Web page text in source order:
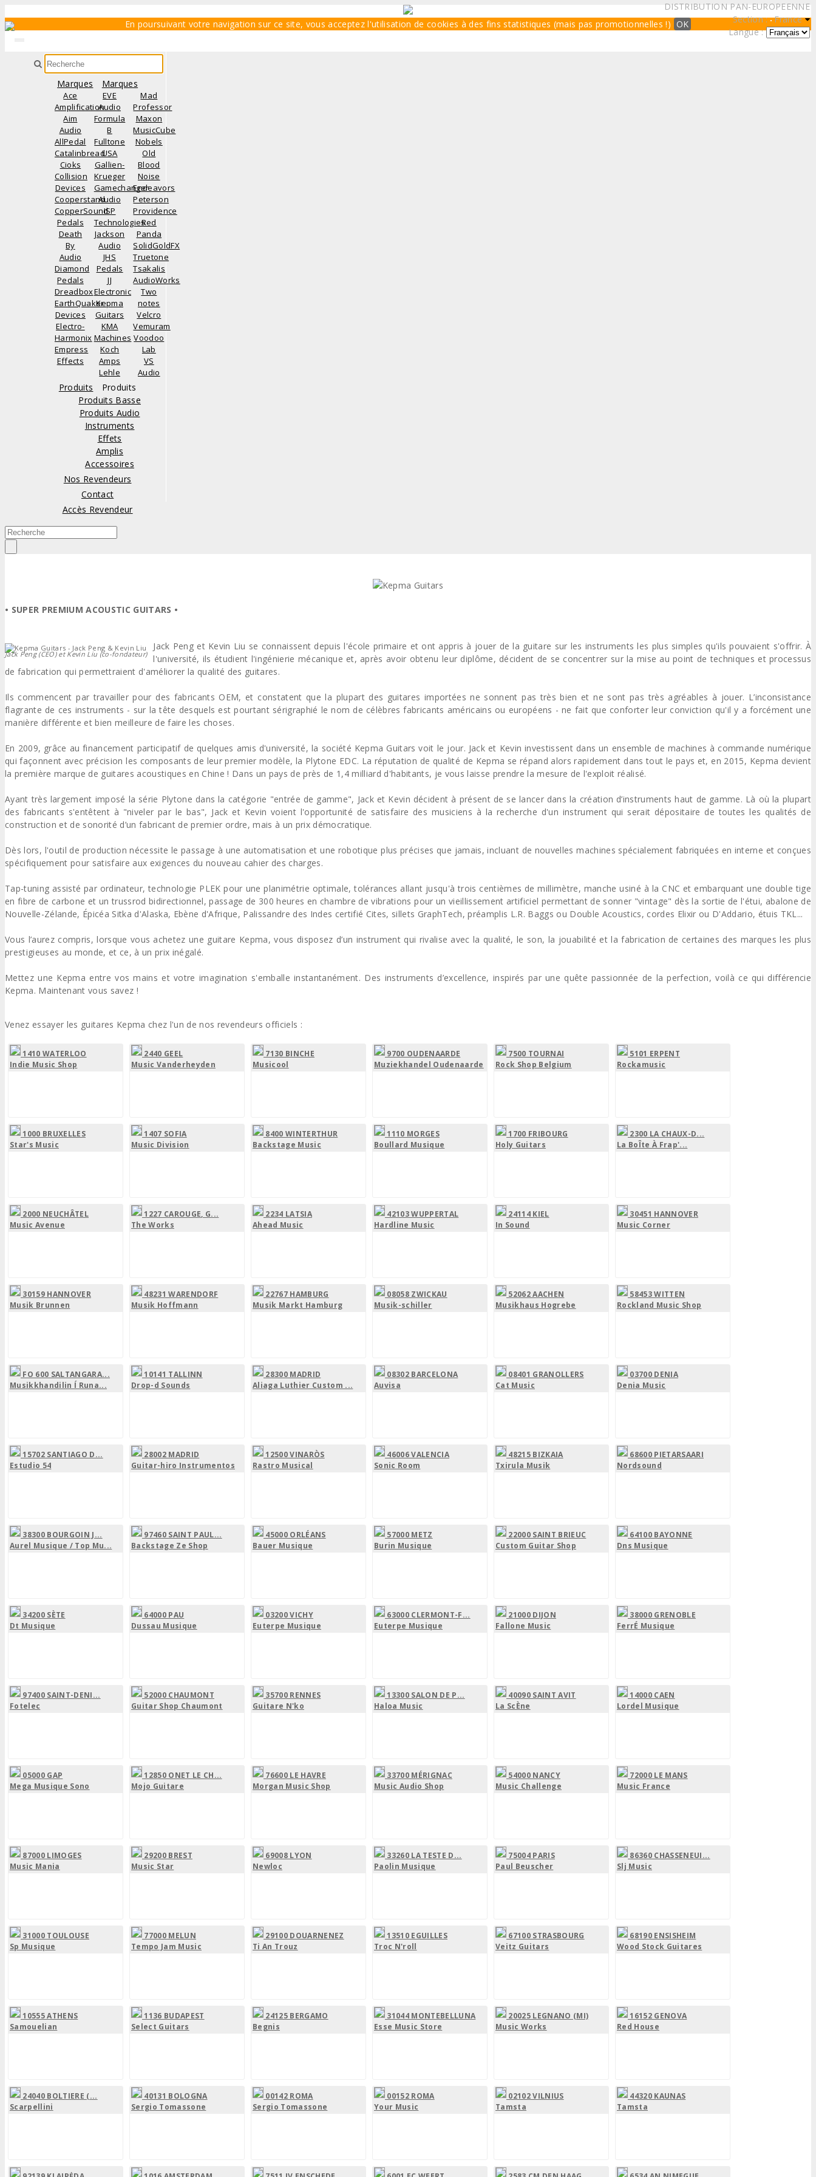
DISTRIBUTION PAN-EUROPEENNE
Section :France
Langue :
En poursuivant votre navigation sur ce site, vous acceptez l'utilisation de cookies à des fins statistiques (mais pas promotionnelles !) OK
navigation
Marques Marques
Ace
Amplification
Aim
Audio
AllPedal
Catalinbread
Cioks
Collision
Devices
Cooperstand
CopperSound
Pedals
Death
By
Audio
Diamond
Pedals
Dreadbox
EarthQuaker
Devices
Electro-
Harmonix
Empress
Effects
EVE
Audio
Formula
B
Fulltone
USA
Gallien-
Krueger
Gamechanger
Audio
ISP
Technologies
Jackson
Audio
JHS
Pedals
JJ
Electronic
Kepma
Guitars
KMA
Machines
Koch
Amps
Lehle
Mad
Professor
Maxon
MusicCube
Nobels
Old
Blood
Noise
Endeavors
Peterson
Providence
Red
Panda
SolidGoldFX
Truetone
Tsakalis
AudioWorks
Two
notes
Velcro
Vemuram
Voodoo
Lab
VS
Audio
Produits
Produits
Produits Basse
Produits Audio
Instruments
Effets
Amplis
Accessoires
Nos Revendeurs
Contact
Accès Revendeur
• SUPER PREMIUM ACOUSTIC GUITARS •
Jack Peng (CEO) et Kevin Liu (co-fondateur)
Jack Peng et Kevin Liu se connaissent depuis l'école primaire et ont appris à jouer de la guitare sur les instruments les plus simples qu'ils pouvaient s'offrir. À
l'université, ils étudient l'ingénierie mécanique et, après avoir obtenu leur diplôme, décident de se concentrer sur la mise au point de techniques et processus
de fabrication qui permettraient d'améliorer la qualité des guitares.
Ils commencent par travailler pour des fabricants OEM, et constatent que la plupart des guitares importées ne sonnent pas très bien et ne sont pas très agréables à jouer. L’inconsistance
flagrante de ces instruments - sur la tête desquels est pourtant sérigraphié le nom de célèbres fabricants américains ou européens - ne fait que conforter leur conviction qu'il y a forcément une
manière différente et bien meilleure de faire les choses.
En 2009, grâce au financement participatif de quelques amis d'université, la société Kepma Guitars voit le jour. Jack et Kevin investissent dans un ensemble de machines à commande numérique
qui façonnent avec précision les composants de leur premier modèle, la Plytone EDC. La réputation de qualité de Kepma se répand alors rapidement dans tout le pays et, en 2015, Kepma devient
la première marque de guitares acoustiques en Chine ! Dans un pays de près de 1,4 milliard d'habitants, je vous laisse prendre la mesure de l'exploit réalisé.
Ayant très largement imposé la série Plytone dans la catégorie "entrée de gamme", Jack et Kevin décident à présent de se lancer dans la création d’instruments haut de gamme. Là où la plupart
des fabricants s'entêtent à "niveler par le bas", Jack et Kevin voient l'opportunité de satisfaire des musiciens à la recherche d'un instrument qui serait dépositaire de toutes les qualités de
construction et de sonorité d’un fabricant de premier ordre, mais à un prix démocratique.
Dès lors, l'outil de production nécessite le passage à une automatisation et une robotique plus précises que jamais, incluant de nouvelles machines spécialement fabriquées en interne et conçues
spécifiquement pour satisfaire aux exigences du nouveau cahier des charges.
Tap-tuning assisté par ordinateur, technologie PLEK pour une planimétrie optimale, tolérances allant jusqu'à trois centièmes de millimètre, manche usiné à la CNC et embarquant une double tige
en fibre de carbone et un trussrod bidirectionnel, passage de 300 heures en chambre de vibrations pour un vieillissement artificiel permettant de sonner "vintage" dès la sortie de l'étui, abalone de
Nouvelle-Zélande, Épicéa Sitka d'Alaska, Ebène d'Afrique, Palissandre des Indes certifié Cites, sillets GraphTech, préamplis L.R. Baggs ou Double Acoustics, cordes Elixir ou D'Addario, étuis TKL...
Vous l’aurez compris, lorsque vous achetez une guitare Kepma, vous disposez d’un instrument qui rivalise avec la qualité, le son, la jouabilité et la fabrication de certaines des marques les plus
prestigieuses au monde, et ce, à un prix inégalé.
Mettez une Kepma entre vos mains et votre imagination s'emballe instantanément. Des instruments d’excellence, inspirés par une quête passionnée de la perfection, voilà ce qui différencie
Kepma. Maintenant vous savez !
Venez essayer les guitares Kepma chez l'un de nos revendeurs officiels :
1410 WATERLOO
Indie Music Shop
2440 GEEL
Music Vanderheyden
7130 BINCHE
Musicool
9700 OUDENAARDE
Muziekhandel Oudenaarde
7500 TOURNAI
Rock Shop Belgium
5101 ERPENT
Rockamusic
1000 BRUXELLES
Star's Music
1407 SOFIA
Music Division
8400 WINTERTHUR
Backstage Music
1110 MORGES
Boullard Musique
1700 FRIBOURG
Holy Guitars
2300 LA CHAUX-D...
La BoÎte À Frap'...
2000 NEUCHÂTEL
Music Avenue
1227 CAROUGE, G...
The Works
2234 LATSIA
Ahead Music
42103 WUPPERTAL
Hardline Music
24114 KIEL
In Sound
30451 HANNOVER
Music Corner
30159 HANNOVER
Musik Brunnen
48231 WARENDORF
Musik Hoffmann
22767 HAMBURG
Musik Markt Hamburg
08058 ZWICKAU
Musik-schiller
52062 AACHEN
Musikhaus Hogrebe
58453 WITTEN
Rockland Music Shop
FO 600 SALTANGARA...
Musikkhandilin Í Runa...
10141 TALLINN
Drop-d Sounds
28300 MADRID
Aliaga Luthier Custom ...
08302 BARCELONA
Auvisa
08401 GRANOLLERS
Cat Music
03700 DENIA
Denia Music
15702 SANTIAGO D...
Estudio 54
28002 MADRID
Guitar-hiro Instrumentos
12500 VINARÒS
Rastro Musical
46006 VALENCIA
Sonic Room
48215 BIZKAIA
Txirula Musik
68600 PIETARSAARI
Nordsound
38300 BOURGOIN J...
Aurel Musique / Top Mu...
97460 SAINT PAUL...
Backstage Ze Shop
45000 ORLÉANS
Bauer Musique
57000 METZ
Burin Musique
22000 SAINT BRIEUC
Custom Guitar Shop
64100 BAYONNE
Dns Musique
34200 SÈTE
Dt Musique
64000 PAU
Dussau Musique
03200 VICHY
Euterpe Musique
63000 CLERMONT-F...
Euterpe Musique
21000 DIJON
Fallone Music
38000 GRENOBLE
FerrÉ Musique
97400 SAINT-DENI...
Fotelec
52000 CHAUMONT
Guitar Shop Chaumont
35700 RENNES
Guitare N'ko
13300 SALON DE P...
Haloa Music
40090 SAINT AVIT
La ScÈne
14000 CAEN
Lordel Musique
05000 GAP
Mega Musique Sono
12850 ONET LE CH...
Mojo Guitare
76600 LE HAVRE
Morgan Music Shop
33700 MÉRIGNAC
Music Audio Shop
54000 NANCY
Music Challenge
72000 LE MANS
Music France
87000 LIMOGES
Music Mania
29200 BREST
Music Star
69008 LYON
Newloc
33260 LA TESTE D...
Paolin Musique
75004 PARIS
Paul Beuscher
86360 CHASSENEUI...
Slj Music
31000 TOULOUSE
Sp Musique
77000 MELUN
Tempo Jam Music
29100 DOUARNENEZ
Ti An Trouz
13510 EGUILLES
Troc N'roll
67100 STRASBOURG
Veitz Guitars
68190 ENSISHEIM
Wood Stock Guitares
10555 ATHENS
Samouelian
1136 BUDAPEST
Select Guitars
24125 BERGAMO
Begnis
31044 MONTEBELLUNA
Esse Music Store
20025 LEGNANO (MI)
Music Works
16152 GENOVA
Red House
24040 BOLTIERE (...
Scarpellini
40131 BOLOGNA
Sergio Tomassone
00142 ROMA
Sergio Tomassone
00152 ROMA
Your Music
02102 VILNIUS
Tamsta
44320 KAUNAS
Tamsta